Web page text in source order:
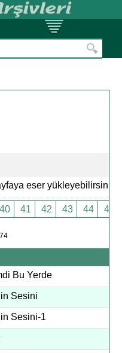
eser yükleyebilirsiniz.
40 41 42 43 44 45
Bu Yerde
Sesini
Sesini-1